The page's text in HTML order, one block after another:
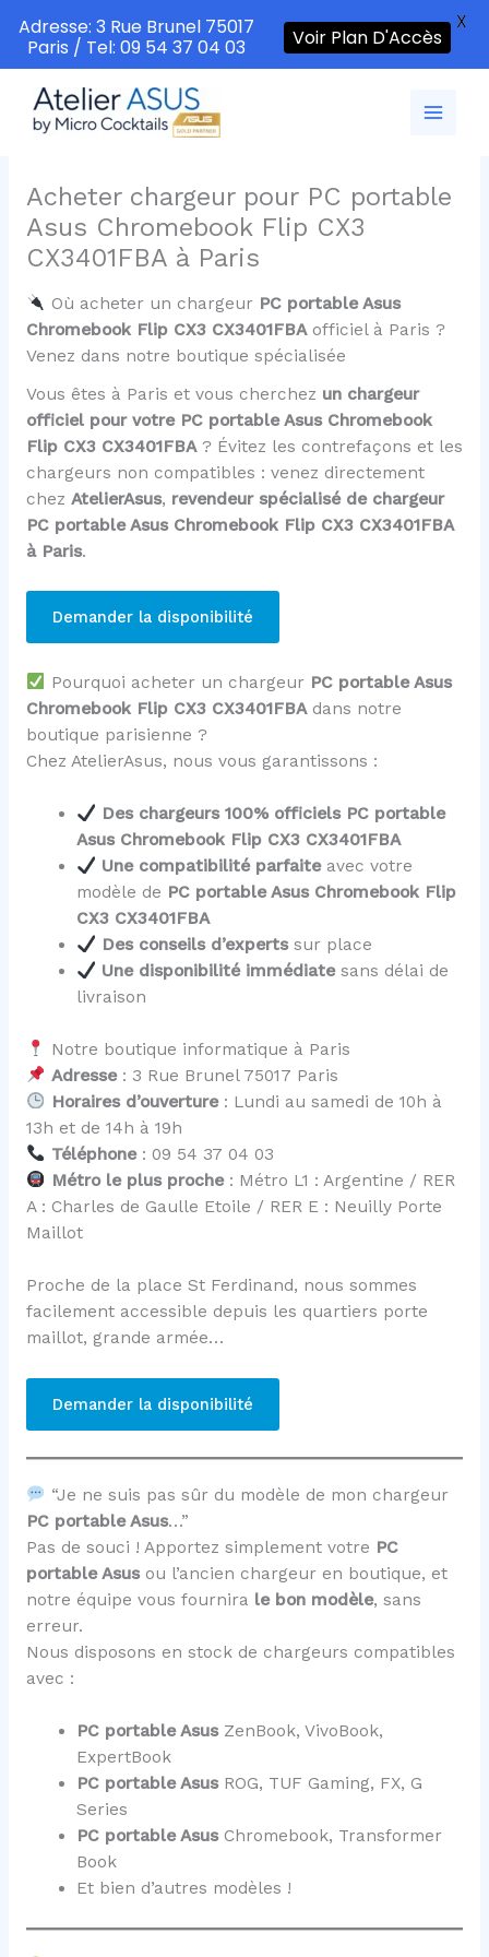
contenu
Acheter chargeur pour PC portable
Asus Chromebook Flip CX3
CX3401FBA à Paris
Où acheter un chargeur PC portable Asus
Chromebook Flip CX3 CX3401FBAofficiel à Paris ?
Venez dans notre boutique spécialisée
Vous êtes à Paris et vous cherchez un chargeur
officiel pour votre PC portable Asus Chromebook
Flip CX3 CX3401FBA? Évitez les contrefaçons et les
chargeurs non compatibles : venez directement
chez AtelierAsus, revendeur spécialisé de chargeur
PC portable Asus Chromebook Flip CX3 CX3401FBA
à Paris.
Demander la disponibilité
Pourquoi acheter un chargeur PC portable Asus
Chromebook Flip CX3 CX3401FBAdans notre
boutique parisienne ?
Chez AtelierAsus, nous vous garantissons :
Des chargeurs 100% officiels PC portable
Asus Chromebook Flip CX3 CX3401FBA
Une compatibilité parfaiteavec votre
modèle de PC portable Asus Chromebook Flip
CX3 CX3401FBA
Des conseils d’expertssur place
Une disponibilité immédiatesans délai de
livraison
Notre boutique informatique à Paris
Adresse: 3 Rue Brunel 75017 Paris
Horaires d’ouverture: Lundi au samedi de 10h à
13h et de 14h à 19h
Téléphone: 09 54 37 04 03
Métro le plus proche: Métro L1 : Argentine / RER
A : Charles de Gaulle Etoile / RER E : Neuilly Porte
Maillot
Proche de la place St Ferdinand, nous sommes
facilement accessible depuis les quartiers porte
maillot, grande armée…
Demander la disponibilité
“Je ne suis pas sûr du modèle de mon chargeur
PC portable Asus…”
Pas de souci ! Apportez simplement votre PC
portable Asus ou l’ancien chargeur en boutique, et
notre équipe vous fournira le bon modèle, sans
erreur.
Nous disposons en stock de chargeurs compatibles
avec :
PC portable Asus ZenBook, VivoBook,
ExpertBook
PC portable Asus ROG, TUF Gaming, FX, G
Series
PC portable Asus Chromebook, Transformer
Book
Et bien d’autres modèles !
Adresse: 3 Rue Brunel 75017
Paris / Tel: 09 54 37 04 03
Voir Plan D'Accès
X